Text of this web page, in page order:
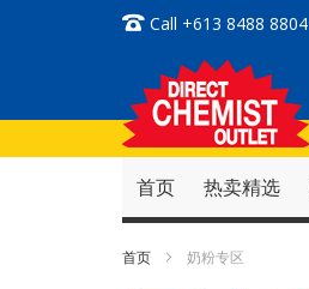
跳
内
Call +613 8488 8804
首页 热卖精选
首页 奶粉专区